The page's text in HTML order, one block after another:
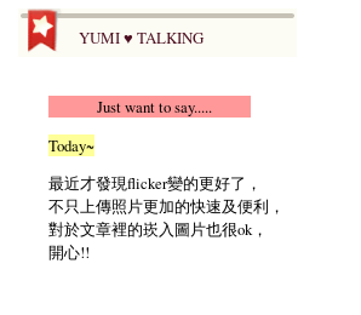
YUMI ♥ TALKING
Just want to say.....
Today~
最近才發現flicker變的更好了，
不只上傳照片更加的快速及便利，
對於文章裡的崁入圖片也很ok，
開心!!